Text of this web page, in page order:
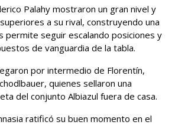
Palahy mostraron un gran nivel y
a su rival, construyendo una
permite seguir escalando posiciones y
de vanguardia de la tabla.
por intermedio de Florentín,
quienes sellaron una
del conjunto Albiazul fuera de casa.
ratificó su buen momento en el